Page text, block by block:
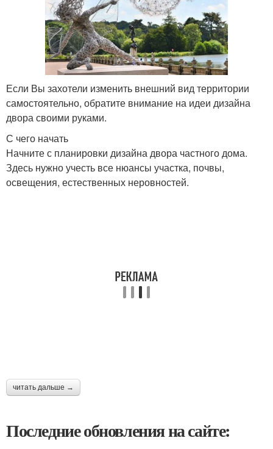
Если Вы захотели изменить внешний вид территории
самостоятельно, обратите внимание на идеи дизайна
двора своими руками.
С чего начать
Начните с планировки дизайна двора частного дома.
Здесь нужно учесть все нюансы участка, почвы,
освещения, естественных неровностей.
читать дальше →
Последние обновления на сайте: